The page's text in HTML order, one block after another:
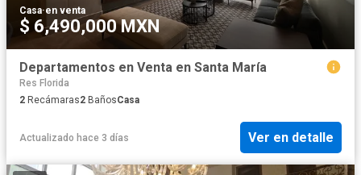
Casa·en venta
$ 6,490,000 MXN
Departamentos en Venta en Santa María
Res Florida
2 Recámaras2 BañosCasa
Actualizado hace 3 días Ver en detalle